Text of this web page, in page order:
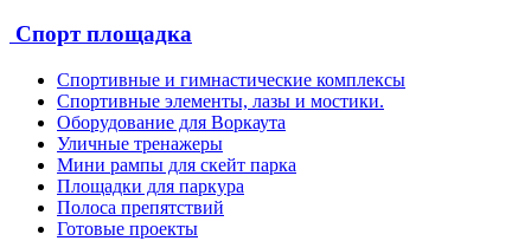
Спорт площадка
Спортивные и гимнастические комплексы
Спортивные элементы, лазы и мостики.
Оборудование для Воркаута
Уличные тренажеры
Мини рампы для скейт парка
Площадки для паркура
Полоса препятствий
Готовые проекты